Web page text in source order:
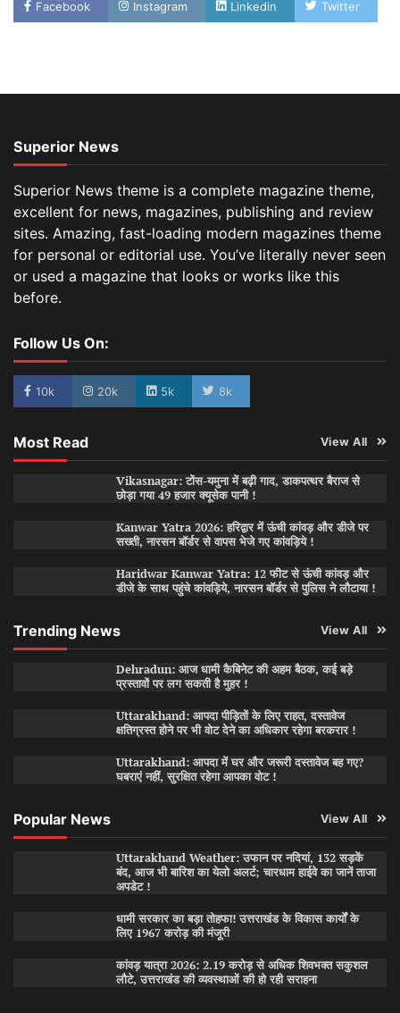
Facebook Instagram Linkedin Twitter
Superior News
Superior News theme is a complete magazine theme,
excellent for news, magazines, publishing and review
sites. Amazing, fast-loading modern magazines theme
for personal or editorial use. You’ve literally never seen
or used a magazine that looks or works like this
before.
Follow Us On:
10k 20k 5k 8k
Most Read View All
Vikasnagar: टोंस-यमुना में बढ़ी गाद, डाकपत्थर बैराज से
छोड़ा गया 49 हजार क्यूसेक पानी !
Kanwar Yatra 2026: हरिद्वार में ऊंची कांवड़ और डीजे पर
सख्ती, नारसन बॉर्डर से वापस भेजे गए कांवड़िये !
Haridwar Kanwar Yatra: 12 फीट से ऊंची कांवड़ और
डीजे के साथ पहुंचे कांवड़िये, नारसन बॉर्डर से पुलिस ने लौटाया !
Trending News View All
Dehradun: आज धामी कैबिनेट की अहम बैठक, कई बड़े
प्रस्तावों पर लग सकती है मुहर !
Uttarakhand: आपदा पीड़ितों के लिए राहत, दस्तावेज
क्षतिग्रस्त होने पर भी वोट देने का अधिकार रहेगा बरकरार !
Uttarakhand: आपदा में घर और जरूरी दस्तावेज बह गए?
घबराएं नहीं, सुरक्षित रहेगा आपका वोट !
Popular News View All
Uttarakhand Weather: उफान पर नदियां, 132 सड़कें
बंद, आज भी बारिश का येलो अलर्ट; चारधाम हाईवे का जानें ताजा
अपडेट !
धामी सरकार का बड़ा तोहफा! उत्तराखंड के विकास कार्यों के
लिए 1967 करोड़ की मंजूरी
कांवड़ यात्रा 2026: 2.19 करोड़ से अधिक शिवभक्त सकुशल
लौटे, उत्तराखंड की व्यवस्थाओं की हो रही सराहना